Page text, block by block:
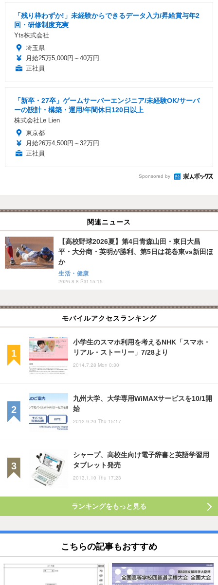
「残り枠わずか!」未経験からできるデータ入力/昇給賞与年2
回・研修制度充実
Yts株式会社
埼玉県
月給25万5,000円～40万円
正社員
「新卒・27卒」ゲームサーバーエンジニア/未経験OK/サーバ
ーの設計・構築・運用/年間休日120日以上
株式会社Le Lien
東京都
月給26万4,500円～32万円
正社員
Sponsored by
関連ニュース
【高校野球2026夏】第4日青森山田・東日大昌
平・大分商・英明が勝利、第5日は花巻東vs新田ほ
か
生活・健康
2026.8.8 Sat 15:15
モバイルアクセスランキング
小学生のスマホ利用を考えるNHK「スマホ・
リアル・ストーリー」7/28より
2014.7.28 Mon 0:30
九州大学、大学専用WiMAXサービスを10/1開
始
2012.9.20 Thu 15:17
シャープ、高校生向け電子辞書と英語学習用
タブレット発売
2013.1.10 Thu 17:23
ランキングをもっと見る
こちらの記事もおすすめ